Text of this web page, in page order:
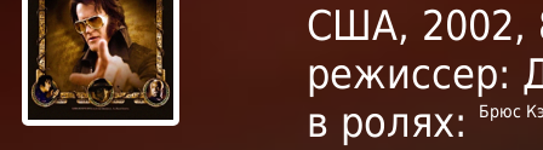
США, 2002,
режиссер:
в ролях:
Брюс